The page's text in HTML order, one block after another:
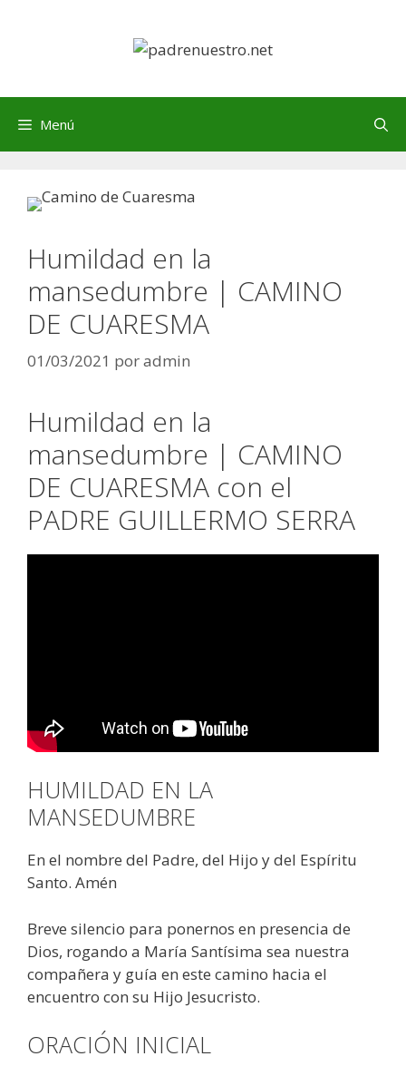
Menú
Humildad en la
mansedumbre | CAMINO
DE CUARESMA
01/03/2021 poradmin
Humildad en la
mansedumbre | CAMINO
DE CUARESMA con el
PADRE GUILLERMO SERRA
HUMILDAD EN LA
MANSEDUMBRE
En el nombre del Padre, del Hijo y del Espíritu
Santo. Amén
Breve silencio para ponernos en presencia de
Dios, rogando a María Santísima sea nuestra
compañera y guía en este camino hacia el
encuentro con su Hijo Jesucristo.
ORACIÓN INICIAL